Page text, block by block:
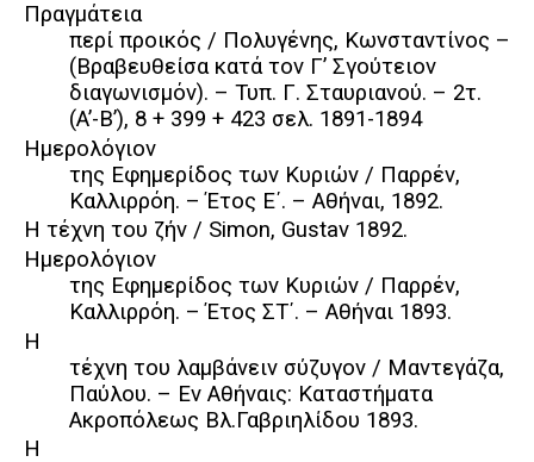
Πραγμάτεια
περί προικός / Πολυγένης, Kωνσταντίνος –
(Βραβευθείσα κατά τον Γ’ Σγούτειον
διαγωνισμόν). – Τυπ. Γ. Σταυριανού. – 2τ.
(A’-B’), 8 + 399 + 423 σελ. 1891-1894
Ημερολόγιον
της Εφημερίδος των Κυριών / Παρρέν,
Καλλιρρόη. – Έτος Ε΄. – Αθήναι, 1892.
Η τέχνη του ζήν / Simon, Gustav 1892.
Ημερολόγιον
της Εφημερίδος των Κυριών / Παρρέν,
Καλλιρρόη. – Έτος ΣΤ΄. – Αθήναι 1893.
Η
τέχνη του λαμβάνειν σύζυγον / Μαντεγάζα,
Παύλου. – Εν Αθήναις: Καταστήματα
Ακροπόλεως Βλ.Γαβριηλίδου 1893.
Η